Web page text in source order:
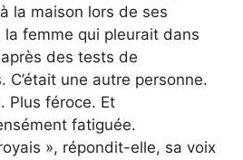
la maison lors de ses
la femme qui pleurait dans
des tests de
C’était une autre personne.
Plus féroce. Et
fatiguée.
», répondit-elle, sa voix